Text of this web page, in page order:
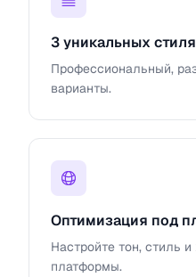
3 уникальных стиля
Профессиональный,
варианты.
Оптимизация под
Настройте тон, стиль
платформы.